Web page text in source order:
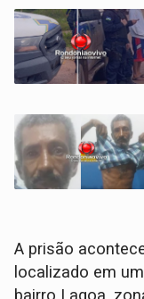
A prisão
localizado em